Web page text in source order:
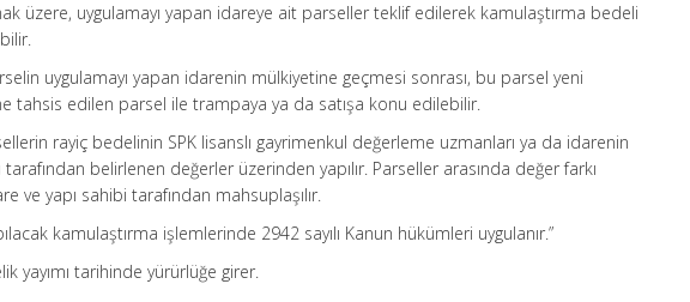
üzere, uygulamayı yapan idareye ait parseller teklif edilerek kamulaştırma bedeli
uygulamayı yapan idarenin mülkiyetine geçmesi sonrası, bu parsel yeni
tahsis edilen parsel ile trampaya ya da satışa konu edilebilir.
rayiç bedelinin SPK lisanslı gayrimenkul değerleme uzmanları ya da idarenin
belirlenen değerler üzerinden yapılır. Parseller arasında değer farkı
ve yapı sahibi tarafından mahsuplaşılır.
kamulaştırma işlemlerinde 2942 sayılı Kanun hükümleri uygulanır.”
yayımı tarihinde yürürlüğe girer.